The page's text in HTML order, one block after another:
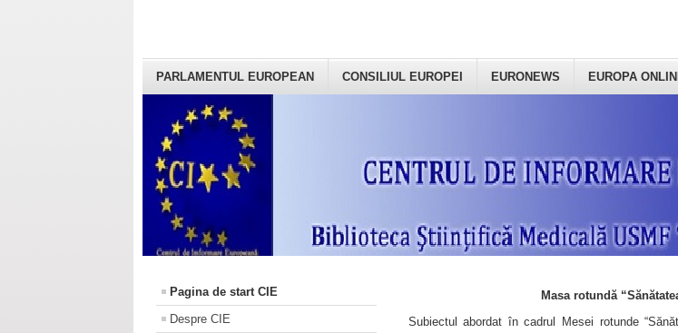
PARLAMENTUL EUROPEAN CONSILIUL EUROPEI EURONEWS EUROPA
Pagina de start CIE
Despre CIE
Masa rotundă
Subiectul abordat în cadrul Mesei rotunde